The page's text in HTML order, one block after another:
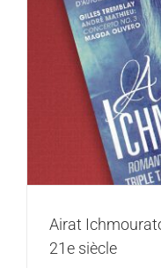
Airat
21e siècle